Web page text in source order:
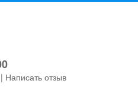
| Написать отзыв